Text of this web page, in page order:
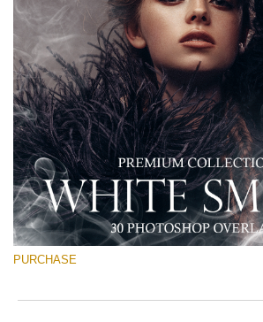
PURCHASE